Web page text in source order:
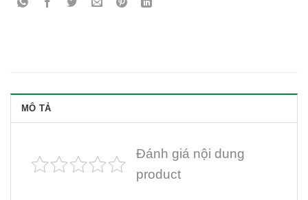
MÔ TẢ
Đánh giá nội dung
product